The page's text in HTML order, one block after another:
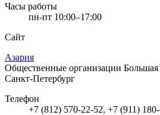
Часы работы
пн-пт 10:00–17:00
Сайт
Азария
Общественные организации Большая
Санкт-Петербург
Телефон
+7 (812) 570-22-52, +7 (911)